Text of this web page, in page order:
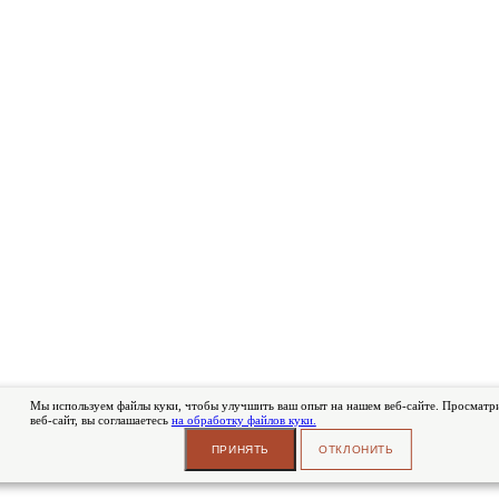
Мы используем файлы куки, чтобы улучшить ваш опыт на нашем веб-сайте.
веб-сайт, вы соглашаетесь на обработку файлов куки.
ПРИНЯТЬ ОТКЛОНИТЬ